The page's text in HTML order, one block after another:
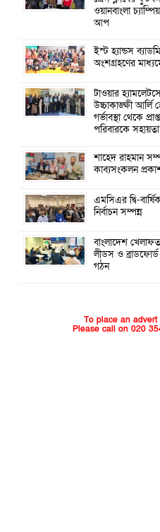
ওয়ানবাংলা
আপ
ইস্ট হ্যান্ডস
অংশগ্রহণের
টাওয়ার
উচ্চাকাঙ্ক্ষী আর্লি
গর্ভাবস্থা থেকে
পরিবারকে সহায়তা
শাহেদ রাহমান
কাব্যসংকলন
এমসিএর দ্বি-
নির্বাচন সম্পন্ন
বাংলাদেশ
লীডস ও
গঠন
To place an advert
Please call on 020